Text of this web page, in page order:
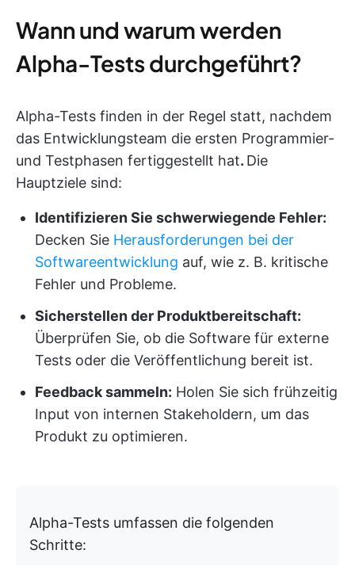
Wann und warum werden
Alpha-Tests durchgeführt?
Alpha-Tests finden in der Regel statt, nachdem
das Entwicklungsteam die ersten Programmier-
und Testphasen fertiggestellt hat. Die
Hauptziele sind:
Identifizieren Sie schwerwiegende Fehler:
Decken Sie Herausforderungen bei der
Softwareentwicklung auf, wie z. B. kritische
Fehler und Probleme.
Sicherstellen der Produktbereitschaft:
Überprüfen Sie, ob die Software für externe
Tests oder die Veröffentlichung bereit ist.
Feedback sammeln: Holen Sie sich frühzeitig
Input von internen Stakeholdern, um das
Produkt zu optimieren.
Alpha-Tests umfassen die folgenden
Schritte: